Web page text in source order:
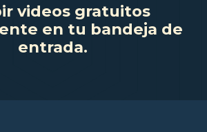
videos gratuitos
en tu bandeja de
entrada.